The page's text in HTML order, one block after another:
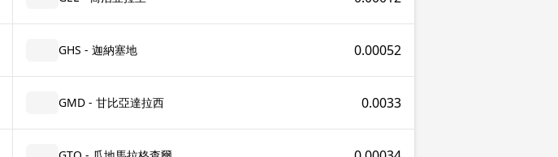
GHS - 迦納塞地 0.00052
GMD - 甘比亞達拉西 0.0033